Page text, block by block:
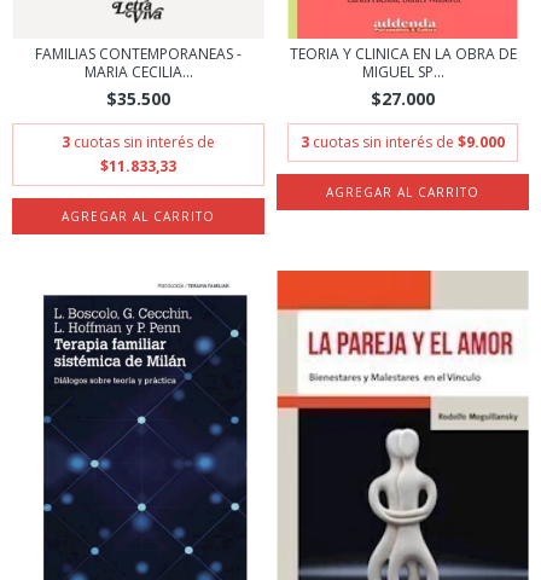
FAMILIAS CONTEMPORANEAS -
MARIA CECILIA...
$35.500
3 cuotas sin interés de
$11.833,33
TEORIA Y CLINICA EN LA OBRA DE
MIGUEL SP...
$27.000
3 cuotas sin interés de $9.000